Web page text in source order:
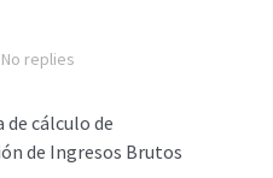
No replies
de cálculo de
de Ingresos Brutos